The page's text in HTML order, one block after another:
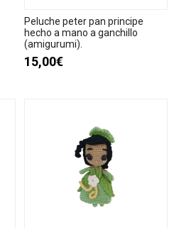
Peluche peter pan principe
hecho a mano a ganchillo
(amigurumi).
15,00€